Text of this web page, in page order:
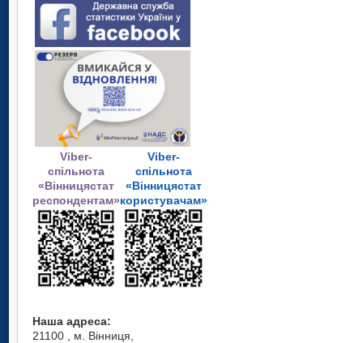
Viber-
спільнота
«Вінницястат
респондентам»
Viber-
спільнота
«Вінницястат
користувачам»
Наша адреса:
21100 , м. Вінниця,